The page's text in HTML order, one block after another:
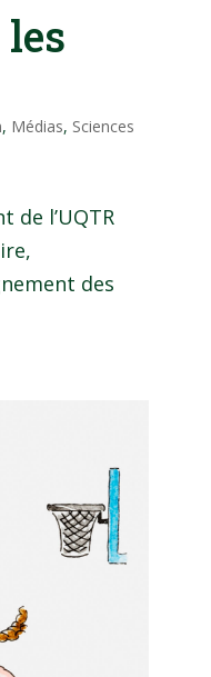
, Médias, Sciences
de l’UQTR
des